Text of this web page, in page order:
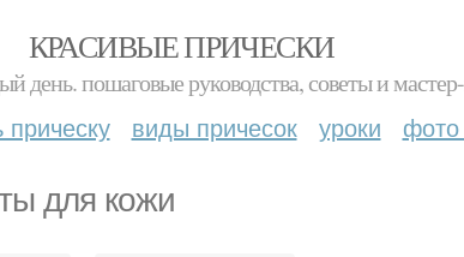
КРАСИВЫЕ ПРИЧЕСКИ
день. пошаговые руководства, советы и
прическу виды причесок уроки фото
для кожи